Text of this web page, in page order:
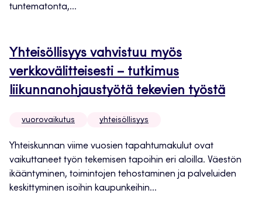
tuntematonta,...
Yhteisöllisyys vahvistuu myös
verkkovälitteisesti – tutkimus
liikunnanohjaustyötä tekevien työstä
vuorovaikutus yhteisöllisyys
Yhteiskunnan viime vuosien tapahtumakulut ovat
vaikuttaneet työn tekemisen tapoihin eri aloilla. Väestön
ikääntyminen, toimintojen tehostaminen ja palveluiden
keskittyminen isoihin kaupunkeihin...